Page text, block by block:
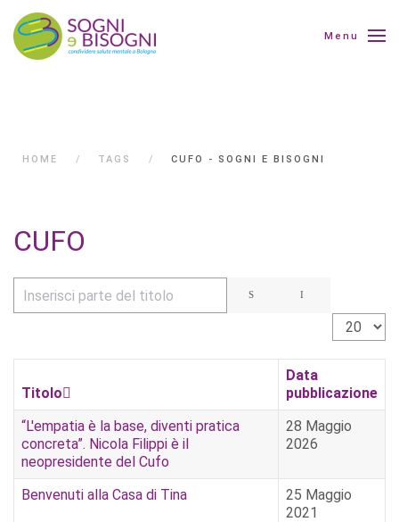
Menu
HOME TAGS CUFO - SOGNI E BISOGNI
CUFO
Inserisci parte del titolo
Visualizza
Titolo
Data
pubblicazione
“L'empatia è la base, diventi pratica
concreta”. Nicola Filippi è il
neopresidente del Cufo
28 Maggio
2026
Benvenuti alla Casa di Tina
25 Maggio
2021